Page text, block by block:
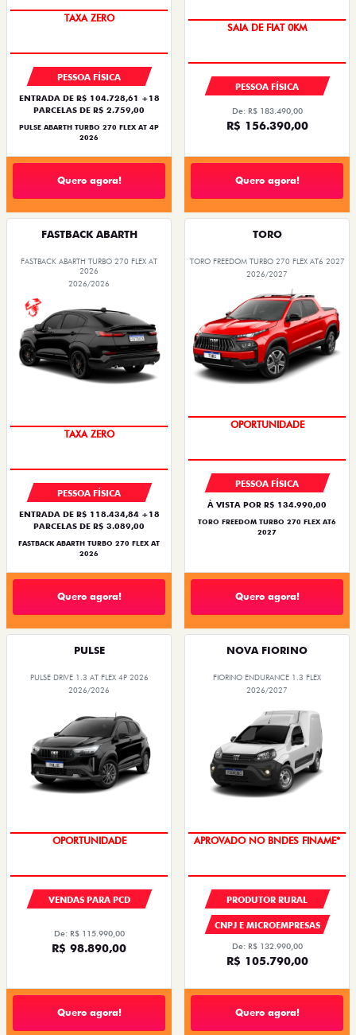
SAIA DE FIAT 0KM
PESSOA FÍSICA
ENTRADA DE R$ 104.728,61 +18
PARCELAS DE R$ 2.759,00
PULSE ABARTH TURBO 270 FLEX AT 4P
2026
Quero agora!
PESSOA FÍSICA
De: R$ 183.490,00
R$ 156.390,00
Quero agora!
FASTBACK ABARTH
FASTBACK ABARTH TURBO 270 FLEX AT
2026
2026/2026
SAIA DE FIAT 0KM
PESSOA FÍSICA
ENTRADA DE R$ 118.434,84 +18
PARCELAS DE R$ 3.089,00
FASTBACK ABARTH TURBO 270 FLEX AT
2026
Quero agora!
TORO
TORO FREEDOM TURBO 270 FLEX AT6 2027
2026/2027
PESSOA FÍSICA
À VISTA POR R$ 134.990,00
TORO FREEDOM TURBO 270 FLEX AT6
2027
Quero agora!
PULSE
PULSE DRIVE 1.3 AT FLEX 4P 2026
2026/2026
OPORTUNIDADE
VENDAS PARA PCD
De: R$ 115.990,00
R$ 98.890,00
Quero agora!
NOVA FIORINO
FIORINO ENDURANCE 1.3 FLEX
2026/2027
APROVADO NO BNDES FINAME*
PRODUTOR RURAL
CNPJ E MICROEMPRESAS
De: R$ 132.990,00
R$ 105.790,00
Quero agora!